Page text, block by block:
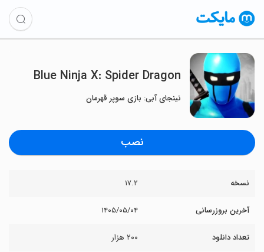
Blue Ninja X: Spider Dragon
نینجای آبی: بازی سوپر قهرمان
نصب
نسخه ۱۷.۲
آخرین بروزرسانی ۱۴۰۵/۰۵/۰۴
تعداد دانلود ۲۰۰ هزار